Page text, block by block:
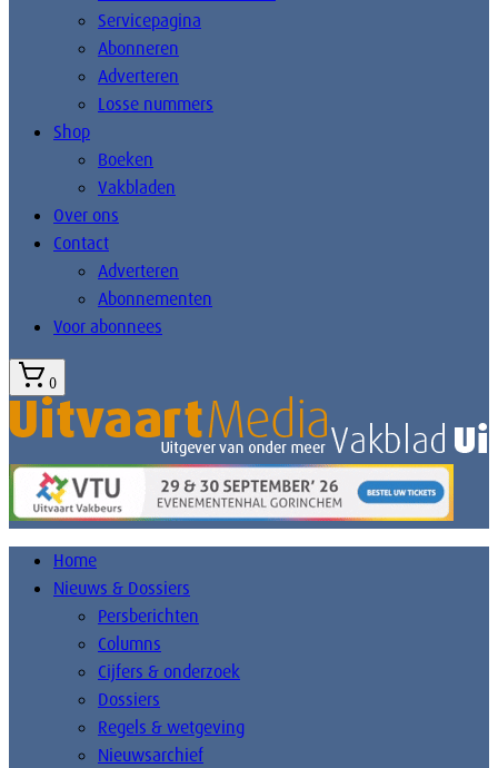
Servicepagina
Abonneren
Adverteren
Losse nummers
Shop
Boeken
Vakbladen
Over ons
Contact
Adverteren
Abonnementen
Voor abonnees
0
Home
Nieuws & Dossiers
Persberichten
Columns
Cijfers & onderzoek
Dossiers
Regels & wetgeving
Nieuwsarchief